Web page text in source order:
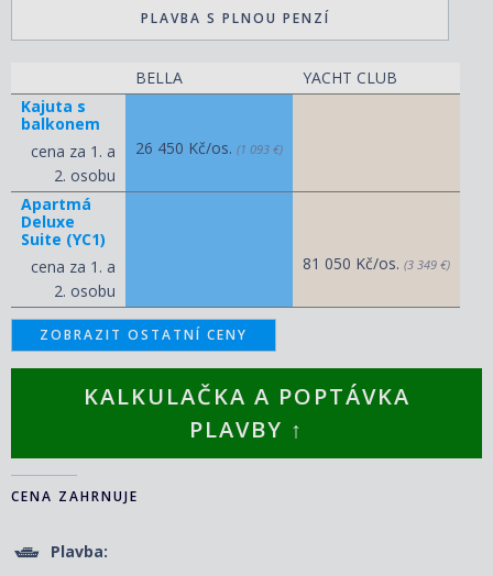
PLAVBA S PLNOU PENZÍ
BELLA
YACHT CLUB
Kajuta s
balkonem
cena za 1. a
2. osobu
26 450 Kč/os. (1 093 €)
Apartmá
Deluxe
Suite (YC1)
cena za 1. a
2. osobu
81 050 Kč/os. (3 349 €)
ZOBRAZIT OSTATNÍ CENY
KALKULAČKA A POPTÁVKA
PLAVBY ↑
CENA ZAHRNUJE
Plavba: